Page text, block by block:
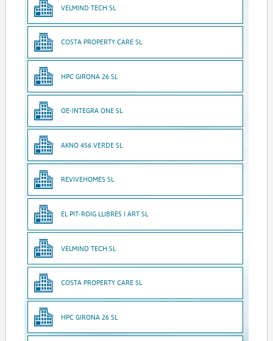
VELMIND TECH SL
COSTA PROPERTY CARE SL
HPC GIRONA 26 SL
OE-INTEGRA ONE SL
AKNO 456 VERDE SL
REVIVEHOMES SL
EL PIT-ROIG LLIBRES I ART SL
VELMIND TECH SL
COSTA PROPERTY CARE SL
HPC GIRONA 26 SL